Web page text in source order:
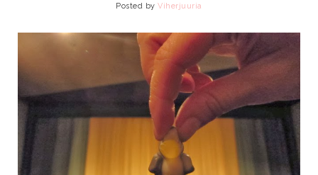
Posted byViherjuuria